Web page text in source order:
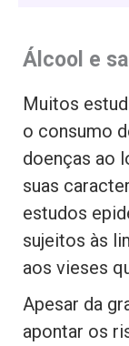
Álcool e
Muitos
o consumo
doenças ao
suas
estudos
sujeitos às
aos vieses
Apesar da
apontar os